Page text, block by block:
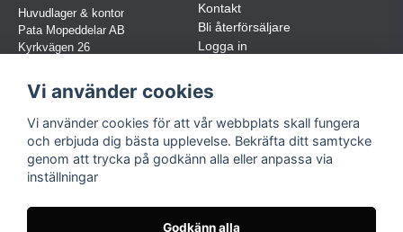
Huvudlager & kontor
Pata Mopeddelar AB
Kyrkvägen 26
(OBS. Endast förbokade besök)
Org.nr:
559030-5248
Jur. namn: Pata Mopeddelar AB
Kontakt
Bli återförsäljare
Logga in
Följ oss
Vi använder cookies
Vi använder cookies för att vår webbplats skall fungera
och erbjuda dig bästa upplevelse. Bekräfta ditt samtycke
genom att trycka på godkänn alla eller anpassa via
inställningar
Godkänn alla